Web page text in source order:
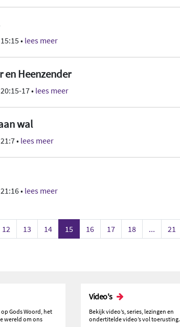
•lees meer
en Heenzender
17 • lees meer
wal
•lees meer
•lees meer
12 13 14 15 16 17 18 ... 21
Gods Woord, het
wereld om ons
Video's
Bekijk video’s, series, lezingen en
ondertitelde video’s vol toerusting.